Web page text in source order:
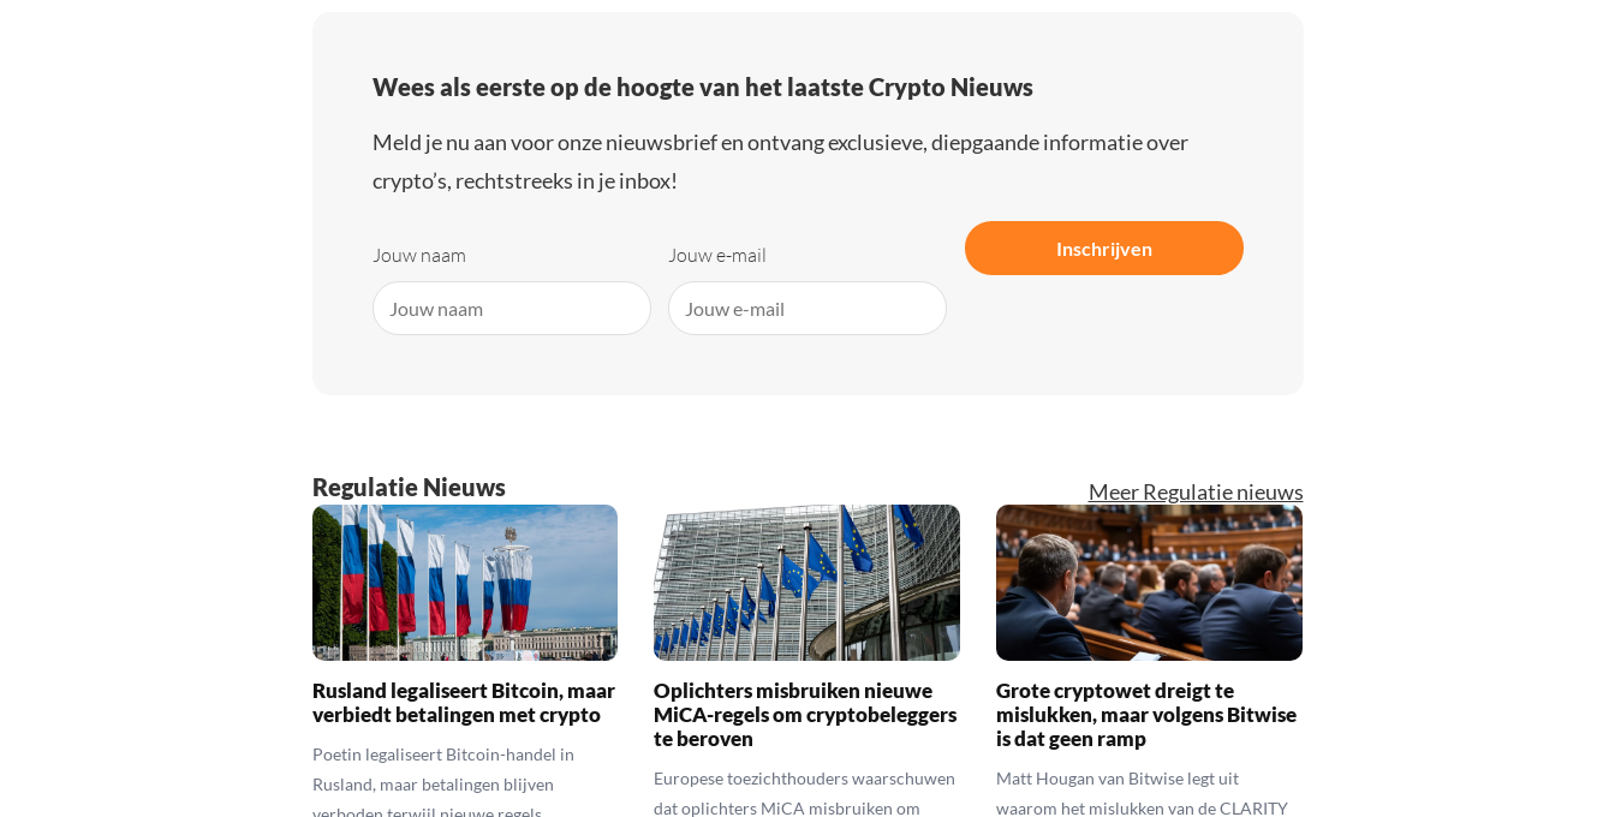
Wees als eerste op de hoogte van het laatste Crypto Nieuws
Meld je nu aan voor onze nieuwsbrief en ontvang exclusieve, diepgaande informatie over
crypto’s, rechtstreeks in je inbox!
Jouw naam Jouw e-mail Inschrijven
Regulatie Nieuws Meer Regulatie nieuws
Rusland legaliseert Bitcoin, maar
verbiedt betalingen met crypto
Poetin legaliseert Bitcoin-handel in
Rusland, maar betalingen blijven
Oplichters misbruiken nieuwe
MiCA-regels om cryptobeleggers
te beroven
Europese toezichthouders waarschuwen
dat oplichters MiCA misbruiken om
Grote cryptowet dreigt te
mislukken, maar volgens Bitwise
is dat geen ramp
Matt Hougan van Bitwise legt uit
waarom het mislukken van de CLARITY